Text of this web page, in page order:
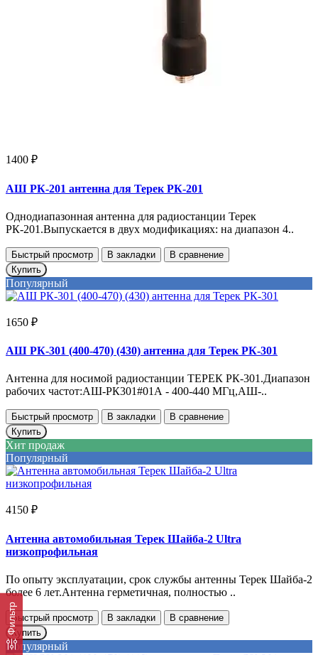
Фильтр
1400 ₽
АШ РК-201 антенна для Терек РК-201
Однодиапазонная антенна для радиостанции Терек
РК-201.Выпускается в двух модификациях: на диапазон 4..
Быстрый просмотр В закладки
В сравнение
Купить
Популярный
1650 ₽
АШ РК-301 (400-470) (430) антенна для Терек РК-301
Антенна для носимой радиостанции ТЕРЕК РК-301.Диапазон
рабочих частот:АШ-РК301#01А - 400-440 МГц,АШ-..
Быстрый просмотр В закладки
В сравнение
Купить
Хит продаж
Популярный
4150 ₽
Антенна автомобильная Терек Шайба-2 Ultra
низкопрофильная
По опыту эксплуатации, срок службы антенны Терек Шайба-2
более 6 лет.Антенна герметичная, полностью ..
Быстрый просмотр В закладки
В сравнение
Купить
Популярный